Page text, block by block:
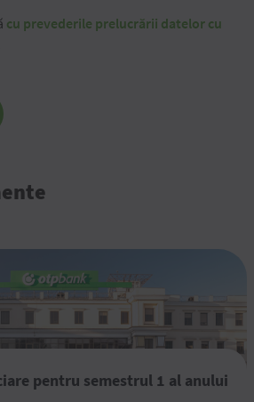
cu prevederile prelucrării datelor cu
pentru semestrul 1 al anului